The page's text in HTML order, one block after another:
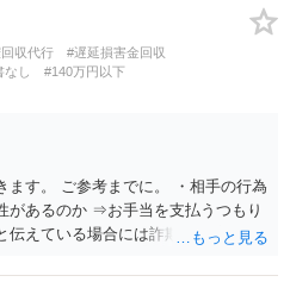
定できる可能性もあるでしょう。 い
りの警察署に被害相談に行くことを
収代行
#遅延損害金回収
なし #140万円以下
ます。 ご参考までに。 ・相手の行為
があるのか ⇒お手当を支払うつもり
伝えている場合には詐欺罪に該当す